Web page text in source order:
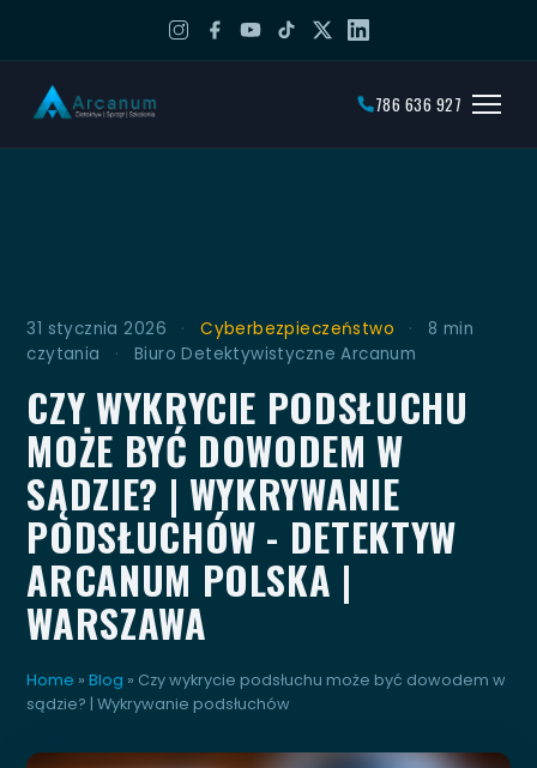
786 636 927
31 stycznia 2026 · Cyberbezpieczeństwo ·
8 min
czytania
· Biuro Detektywistyczne Arcanum
CZY WYKRYCIE PODSŁUCHU
MOŻE BYĆ DOWODEM W
SĄDZIE? | WYKRYWANIE
PODSŁUCHÓW - DETEKTYW
ARCANUM POLSKA |
WARSZAWA
Home »Blog » Czy wykrycie podsłuchu może być dowodem w
sądzie? | Wykrywanie podsłuchów